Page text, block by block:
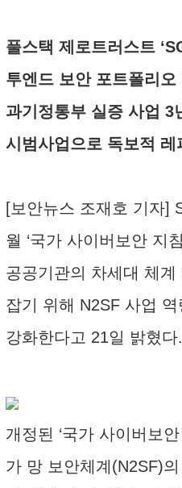
풀스택 제로트러스트
투엔드 보안 포트폴리오
과기정통부 실증 사업 3
시범사업으로 독보적 레
[보안뉴스 조재호 기자]
월 ‘국가 사이버보안 지
공공기관의 차세대 체
잡기 위해 N2SF 사업
강화한다고 21일 밝혔다.
개정된 ‘국가 사이버보
가 망 보안체계(N2SF)